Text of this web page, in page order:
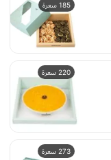
185 سعرة
220 سعرة
273 سعرة